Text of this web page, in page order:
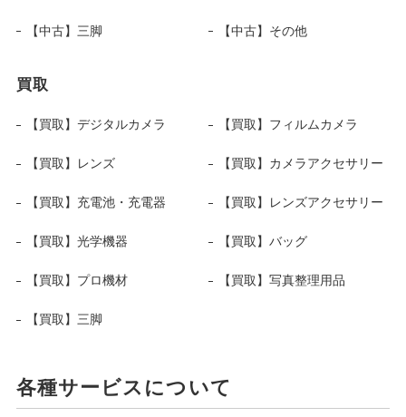
【中古】三脚 【中古】その他
買取
【買取】デジタルカメラ 【買取】フィルムカメラ
【買取】レンズ 【買取】カメラアクセサリー
【買取】充電池・充電器 【買取】レンズアクセサリー
【買取】光学機器 【買取】バッグ
【買取】プロ機材 【買取】写真整理用品
【買取】三脚
各種サービスについて